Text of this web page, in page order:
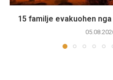
15 familje evakuohen